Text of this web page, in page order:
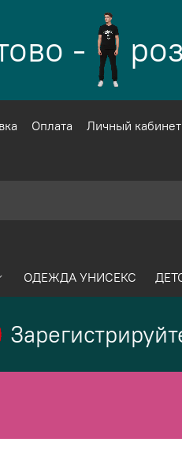
-
Оплата Личный кабинет
ОДЕЖДА УНИСЕКС